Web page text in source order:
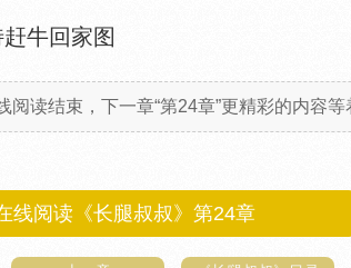
牛回家图
阅读结束，下一章“第24章”更精彩的内容等
线阅读《长腿叔叔》第24章